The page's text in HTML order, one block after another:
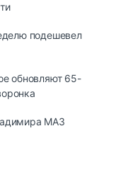
подешевел
обновляют 65-
МАЗ